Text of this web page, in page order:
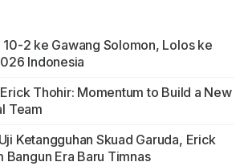
10-2 ke Gawang Solomon, Lolos ke
Indonesia
Thohir: Momentum to Build a New
Team
Ketangguhan Skuad Garuda, Erick
Bangun Era Baru Timnas